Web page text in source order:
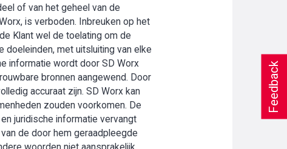
Feedback
of van het geheel van de
is verboden. Inbreuken op het
Klant wel de toelating om de
met uitsluiting van elke
informatie wordt door SD Worx
bronnen aangewend. Door
accuraat zijn. SD Worx kan
zouden voorkomen. De
juridische informatie vervangt
de door hem geraadpleegde